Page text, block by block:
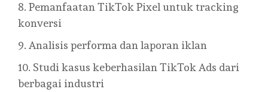
Pemanfaatan TikTok Pixel untuk tracking
konversi
Analisis performa dan laporan iklan
Studi kasus keberhasilan TikTok Ads dari
berbagai industri